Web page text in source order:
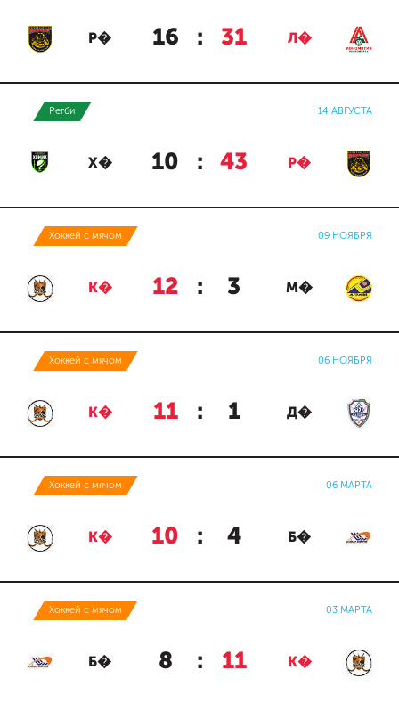
Р� 16 : 31 Л�
Регби 14 АВГУСТА
Х� 10 : 43 Р�
Хоккей с мячом 09 НОЯБРЯ
К� 12 : 3 М�
Хоккей с мячом 06 НОЯБРЯ
К� 11 : 1 Д�
Хоккей с мячом 06 МАРТА
К� 10 : 4 Б�
Хоккей с мячом 03 МАРТА
Б� 8 : 11 К�